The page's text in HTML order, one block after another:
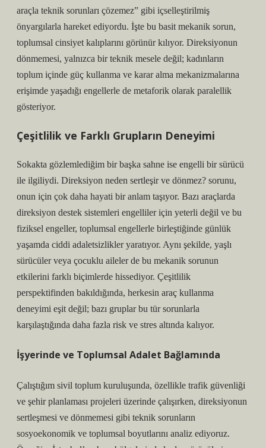
araçla teknik sorunları çözemez” gibi içselleştirilmiş
önyargılarla hareket ediyordu. İşte bu basit mekanik sorun,
toplumsal cinsiyet kalıplarını görünür kılıyor. Direksiyonun
dönmemesi, yalnızca bir teknik mesele değil; kadınların
toplum içinde güç kullanma ve karar alma mekanizmalarına
erişimde yaşadığı engellerle de metaforik olarak paralellik
gösteriyor.
Çeşitlilik ve Farklı Grupların Deneyimi
Sokakta gözlemlediğim bir başka sahne ise engelli bir sürücü
ile ilgiliydi. Direksiyon neden sertleşir ve dönmez? sorunu,
onun için çok daha hayati bir anlam taşıyor. Bazı araçlarda
direksiyon destek sistemleri engelliler için yeterli değil ve bu
fiziksel engeller, toplumsal engellerle birleştiğinde günlük
yaşamda ciddi adaletsizlikler yaratıyor. Aynı şekilde, yaşlı
sürücüler veya çocuklu aileler de bu mekanik sorunun
etkilerini farklı biçimlerde hissediyor. Çeşitlilik
perspektifinden bakıldığında, herkesin araç kullanma
deneyimi eşit değil; bazı gruplar bu tür sorunlarla
karşılaştığında daha fazla risk ve stres altında kalıyor.
İşyerinde ve Toplumsal Adalet Bağlamında
Çalıştığım sivil toplum kuruluşunda, özellikle trafik güvenliği
ve şehir planlaması projeleri üzerinde çalışırken, direksiyonun
sertleşmesi ve dönmemesi gibi teknik sorunların
sosyoekonomik ve toplumsal boyutlarını analiz ediyoruz.